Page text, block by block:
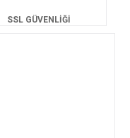
SSL GÜVENLİĞİ